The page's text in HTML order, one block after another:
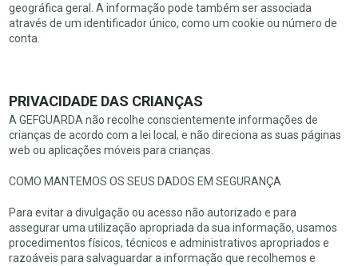
geográfica geral. A informação pode também ser associada
através de um identificador único, como um cookie ou número de
conta.
PRIVACIDADE DAS CRIANÇAS
A GEFGUARDA não recolhe conscientemente informações de
crianças de acordo com a lei local, e não direciona as suas páginas
web ou aplicações móveis para crianças.
COMO MANTEMOS OS SEUS DADOS EM SEGURANÇA
Para evitar a divulgação ou acesso não autorizado e para
assegurar uma utilização apropriada da sua informação, usamos
procedimentos físicos, técnicos e administrativos apropriados e
razoáveis para salvaguardar a informação que recolhemos e